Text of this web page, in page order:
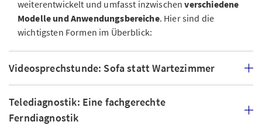
weiterentwickelt und umfasst inzwischen verschiedene
Modelle und Anwendungsbereiche. Hier sind die
wichtigsten Formen im Überblick:
Videosprechstunde: Sofa statt Wartezimmer
Telediagnostik: Eine fachgerechte
Ferndiagnostik